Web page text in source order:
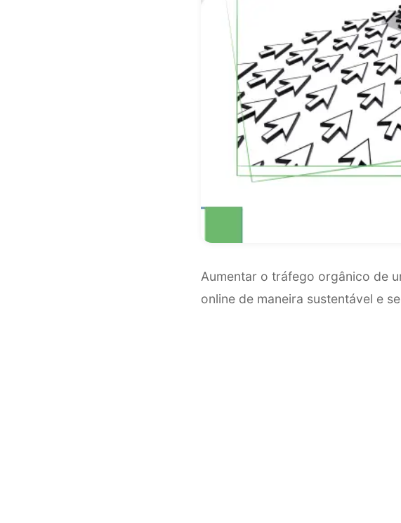
Aumentar o tráfego orgânico de
online de maneira sustentável e